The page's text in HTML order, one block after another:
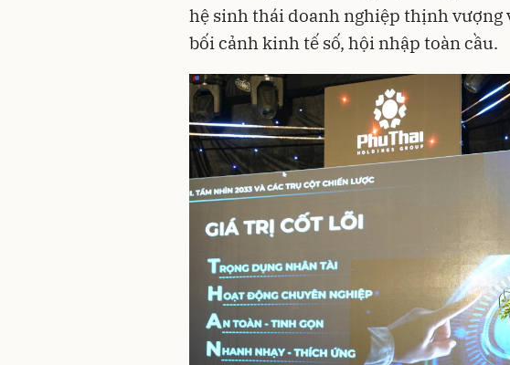
hệ sinh thái doanh nghiệp thịnh vượng
bối cảnh kinh tế số, hội nhập toàn cầu.